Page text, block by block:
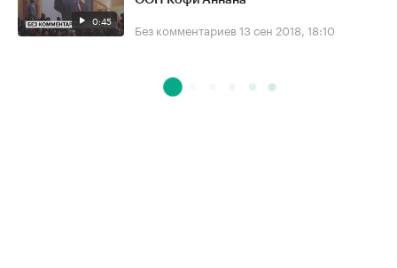
0:45 Без комментариев 13 сен 2018, 18:10